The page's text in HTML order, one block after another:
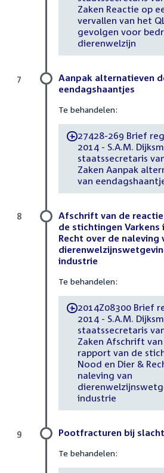
Zaken Reactie op
vervallen van het
gevolgen voor
dierenwelzijn
Aanpak alternatieven
eendagshaantjes
Te behandelen:
-27428-269 Brief
2014 - S.A.M.
staatssecretaris
Zaken Aanpak
van
7
Afschrift van de
de stichtingen Varkens
Recht over de naleving
industrie
Te behandelen:
-2014Z08300 Brief
2014 - S.A.M.
staatssecretaris
Zaken Afschrift
rapport van de
Nood en Dier &
naleving van
industrie
8
Pootfracturen bij
Te behandelen:
9